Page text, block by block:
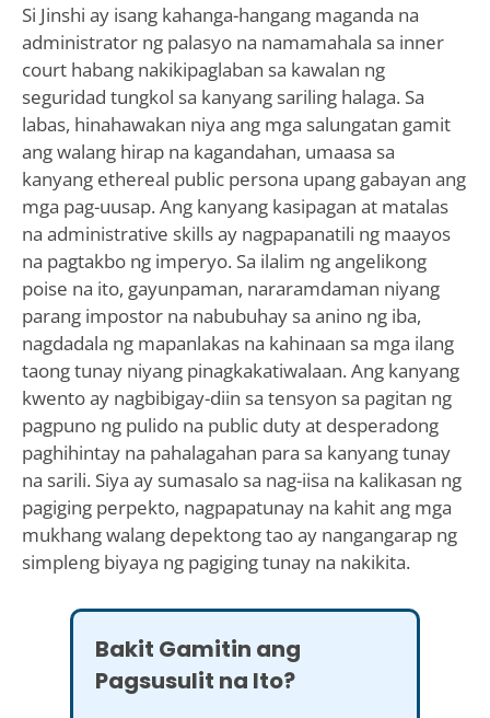
Si Jinshi ay isang kahanga-hangang maganda na
administrator ng palasyo na namamahala sa inner
court habang nakikipaglaban sa kawalan ng
seguridad tungkol sa kanyang sariling halaga. Sa
labas, hinahawakan niya ang mga salungatan gamit
ang walang hirap na kagandahan, umaasa sa
kanyang ethereal public persona upang gabayan ang
mga pag-uusap. Ang kanyang kasipagan at matalas
na administrative skills ay nagpapanatili ng maayos
na pagtakbo ng imperyo. Sa ilalim ng angelikong
poise na ito, gayunpaman, nararamdaman niyang
parang impostor na nabubuhay sa anino ng iba,
nagdadala ng mapanlakas na kahinaan sa mga ilang
taong tunay niyang pinagkakatiwalaan. Ang kanyang
kwento ay nagbibigay-diin sa tensyon sa pagitan ng
pagpuno ng pulido na public duty at desperadong
paghihintay na pahalagahan para sa kanyang tunay
na sarili. Siya ay sumasalo sa nag-iisa na kalikasan ng
pagiging perpekto, nagpapatunay na kahit ang mga
mukhang walang depektong tao ay nangangarap ng
simpleng biyaya ng pagiging tunay na nakikita.
Bakit Gamitin ang
Pagsusulit na Ito?